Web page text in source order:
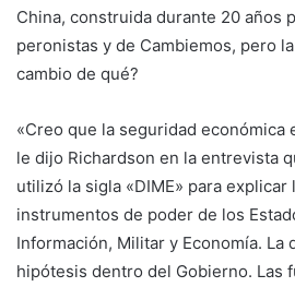
China, construida durante 20 años
peronistas y de Cambiemos, pero
cambio de qué?
«Creo que la seguridad económica
le dijo Richardson en la entrevista
utilizó la sigla «DIME» para explicar
instrumentos de poder de los
Información, Militar y Economía. La
hipótesis dentro del Gobierno. Las